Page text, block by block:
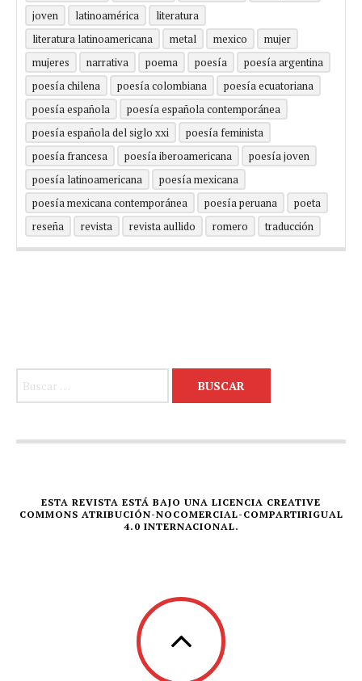
joven
latinoamérica
literatura
literatura latinoamericana
metal mexico
mujer
mujeres
narrativa poema poesía
poesía argentina
poesía chilena
poesía colombiana
poesía ecuatoriana
poesía española
poesía española contemporánea
poesía española del siglo xxi
poesía feminista
poesía francesa
poesía iberoamericana
poesía joven
poesía latinoamericana
poesía mexicana
poesía mexicana contemporánea
poesía peruana
poeta
reseña
revista revista aullido romero traducción
ESTA REVISTA ESTÁ BAJO UNA LICENCIA CREATIVE
COMMONS ATRIBUCIÓN-NOCOMERCIAL-COMPARTIRIGUAL
4.0 INTERNACIONAL.